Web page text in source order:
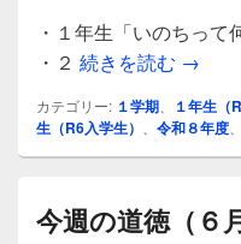
・１年生「いのちって
・２ 続きを読む 今週
→
カテゴリー: １学期 １年生（
生（R6入学生）
令和８年度
今週の道徳（６